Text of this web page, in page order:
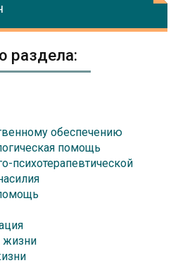
раздела:
обеспечению
помощь
психотерапевтической
жизни